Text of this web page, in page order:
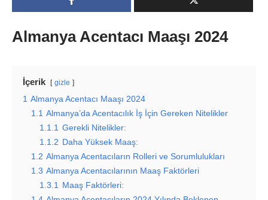
Almanya Acentacı Maaşı 2024
İçerik gizle
1 Almanya Acentacı Maaşı 2024
1.1 Almanya’da Acentacılık İş İçin Gereken Nitelikler
1.1.1 Gerekli Nitelikler:
1.1.2 Daha Yüksek Maaş:
1.2 Almanya Acentacıların Rolleri ve Sorumlulukları
1.3 Almanya Acentacılarının Maaş Faktörleri
1.3.1
Maaş Faktörleri: